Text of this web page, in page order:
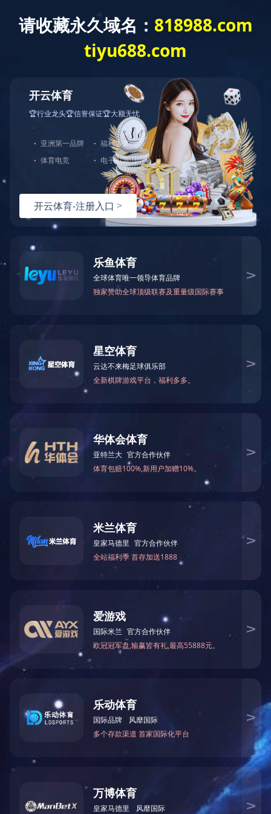
千亿(中国) 关于我们 产品中心
万仁药业：万民为先，以仁为本！
河南电视上榜品牌 下一篇： 情系孤儿爱心单位